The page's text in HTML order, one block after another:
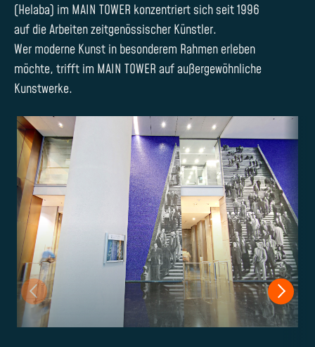
(Helaba) im MAIN TOWER konzentriert sich seit 1996
auf die Arbeiten zeitgenössischer Künstler.
Wer moderne Kunst in besonderem Rahmen erleben
möchte, trifft im MAIN TOWER auf außergewöhnliche
Kunstwerke.